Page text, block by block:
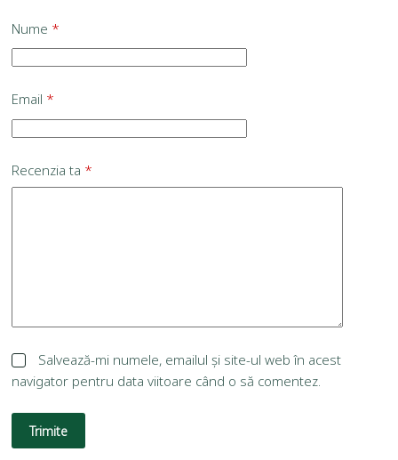
Nume *
Email *
Recenzia ta *
Salvează-mi numele, emailul și site-ul web în acest
navigator pentru data viitoare când o să comentez.
Trimite